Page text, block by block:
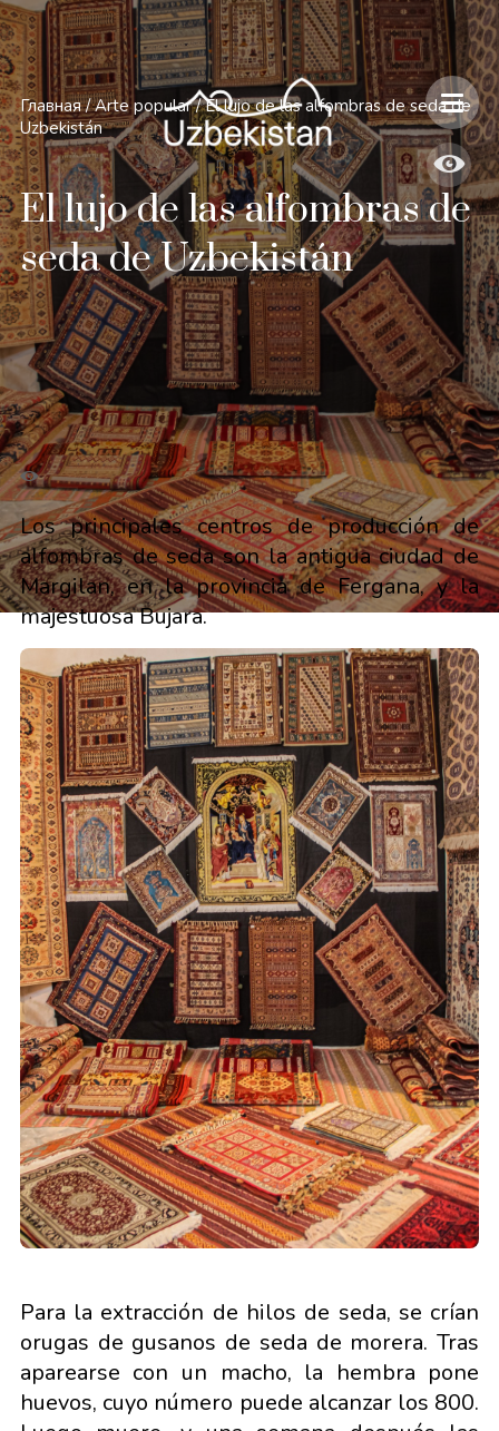
Главная / Arte popular / El lujo de las alfombras de seda de
Uzbekistán
El lujo de las alfombras de
seda de Uzbekistán
Los principales centros de producción de
alfombras de seda son la antigua ciudad de
Margilan, en la provincia de Fergana, y la
majestuosa Bujara.
Para la extracción de hilos de seda, se crían
orugas de gusanos de seda de morera. Tras
aparearse con un macho, la hembra pone
huevos, cuyo número puede alcanzar los 800.